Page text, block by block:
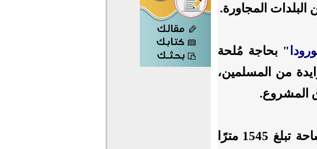
المجاورة.
" بحاجة مُلحة
من المسلمين،
المشروع.
وأوضح المنظمون أن المسجد الجديد سيُقام على مساحة تبلغ 1545 مترًا